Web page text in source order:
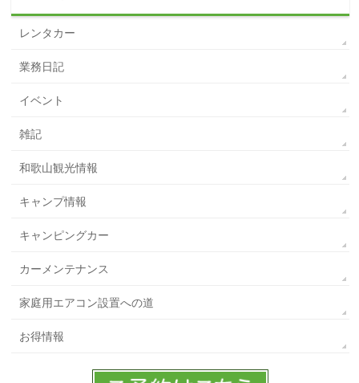
レンタカー
業務日記
イベント
雑記
和歌山観光情報
キャンプ情報
キャンピングカー
カーメンテナンス
家庭用エアコン設置への道
お得情報